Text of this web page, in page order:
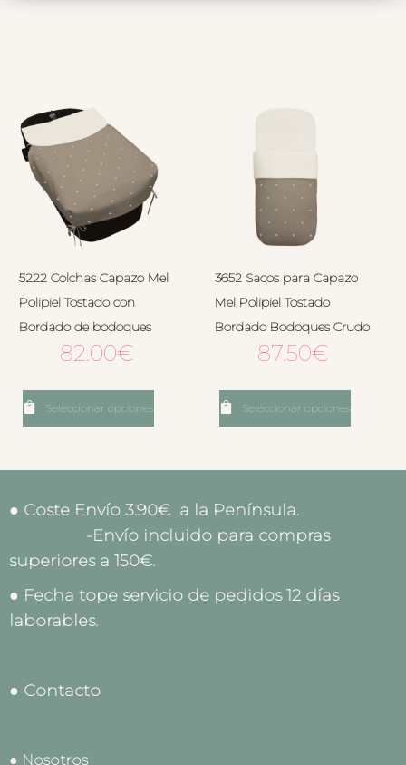
5222 Colchas Capazo Mel
Polipiel Tostado con
Bordado de bodoques
82.00€
Seleccionar opciones
3652 Sacos para Capazo
Mel Polipiel Tostado
Bordado Bodoques Crudo
87.50€
Seleccionar opciones
● Coste Envío 3.90€ a la Península.
-Envío incluido para compras
superiores a 150€.
● Fecha tope servicio de pedidos 12 días
laborables.
● Contacto
● Nosotros